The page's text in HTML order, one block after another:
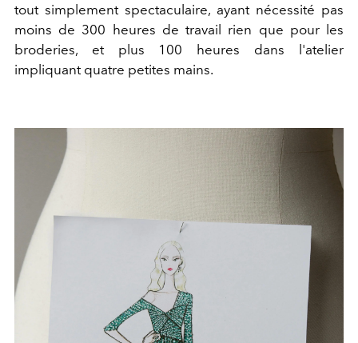
tout simplement spectaculaire, ayant nécessité pas
moins de 300 heures de travail rien que pour les
broderies, et plus 100 heures dans l'atelier
impliquant quatre petites mains.